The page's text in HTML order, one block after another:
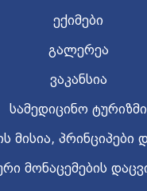
ექიმები
გალერეა
ვაკანსია
სამედიცინო ტურიზმი
მისია, პრინციპები
მონაცემების